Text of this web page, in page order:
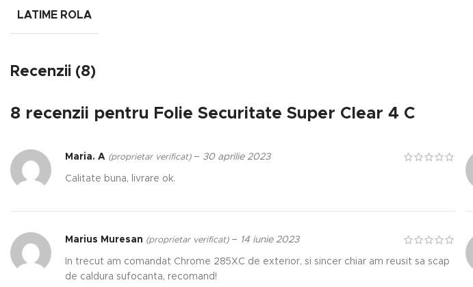
LATIME ROLA
Recenzii (8)
8 recenzii pentru Folie Securitate Super Clear 4 C
Maria. A (proprietar verificat) – 30 aprilie 2023
Calitate buna, livrare ok.
Marius Muresan (proprietar verificat) – 14 iunie 2023
In trecut am comandat Chrome 285XC de exterior, si sincer chiar am reusit sa scap
de caldura sufocanta, recomand!